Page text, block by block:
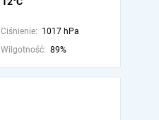
Ciśnienie: 1017 hPa
Wilgotność: 89%